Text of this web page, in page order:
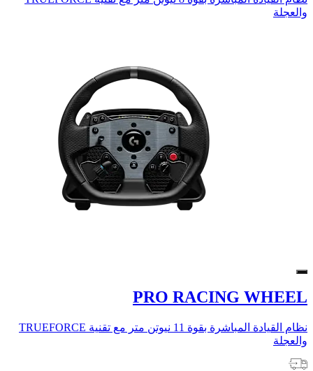
والعجلة
PRO RACING WHEEL
نظام القيادة المباشرة بقوة 11 نيوتن متر مع تقنية TRUEFORCE
والعجلة